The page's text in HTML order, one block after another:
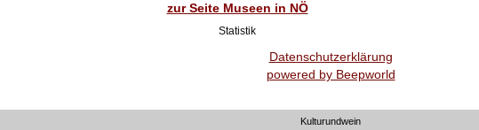
zur Seite Museen in NÖ
Statistik
Datenschutzerklärung
powered by Beepworld
Kulturundwein